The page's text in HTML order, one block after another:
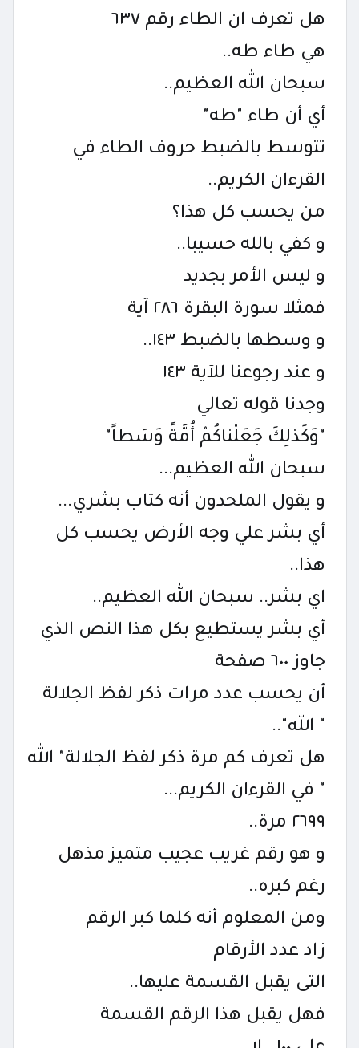
هل تعرف ان الطاء رقم ٦٣٧
هي طاء طه..
سبحان الله العظيم..
أي أن طاء "طه"
تتوسط بالضبط حروف الطاء في
القرءان الكريم..
من يحسب كل هذا؟
و كفي بالله حسيبا..
و ليس الأمر بجديد
فمثلا سورة البقرة ٢٨٦ آية
و وسطها بالضبط ١٤٣..
و عند رجوعنا للآية ١٤٣
وجدنا قوله تعالي
"وَكَذلِكَ جَعَلْناكُمْ أُمَّةً وَسَطاً"
سبحان الله العظيم...
و يقول الملحدون أنه كتاب بشري...
أي بشر علي وجه الأرض يحسب كل
هذا..
اي بشر.. سبحان الله العظيم..
أي بشر يستطيع بكل هذا النص الذي
جاوز ٦٠٠ صفحة
أن يحسب عدد مرات ذكر لفظ الجلالة
" الله"..
هل تعرف كم مرة ذكر لفظ الجلالة" الله
" في القرءان الكريم...
٢٦٩٩ مرة..
و هو رقم غريب عجيب متميز مذهل
رغم كبره..
ومن المعلوم أنه كلما كبر الرقم
زاد عدد الأرقام
التى يقبل القسمة عليها..
فهل يقبل هذا الرقم القسمة